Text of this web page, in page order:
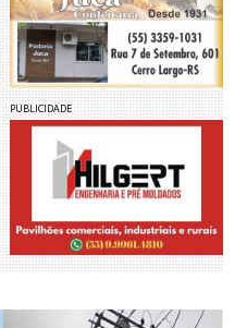
PUBLICIDADE